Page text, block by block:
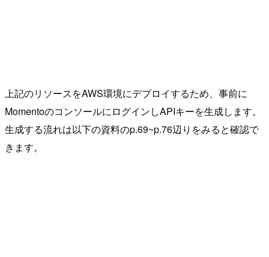
上記のリソースをAWS環境にデプロイするため、事前に
MomentoのコンソールにログインしAPIキーを生成します。
生成する流れは以下の資料のp.69~p.76辺りをみると確認で
きます。